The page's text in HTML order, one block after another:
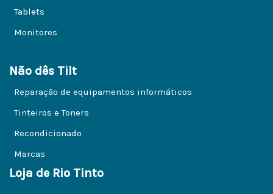
Tablets
Monitores
Não dês Tilt
Reparação de equipamentos informáticos
Tinteiros e Toners
Recondicionado
Marcas
Loja de Rio Tinto